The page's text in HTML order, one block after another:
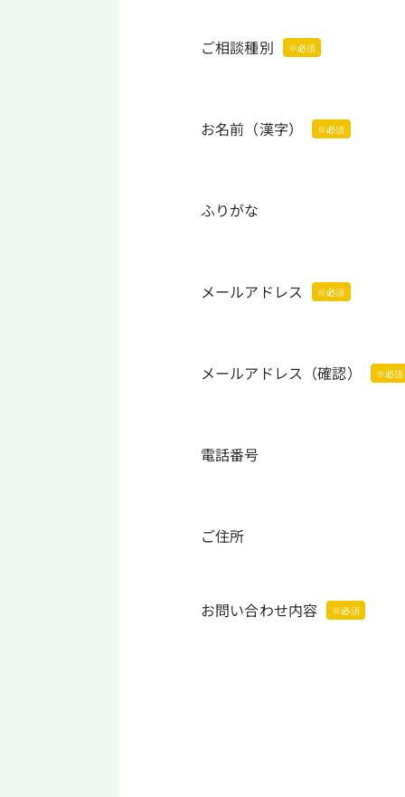
ご相談種別
お名前（漢字）
ふりがな
メールアドレス
メールアドレス（確認）
電話番号
ご住所
お問い合わせ内容